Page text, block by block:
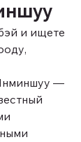
и ищете
—